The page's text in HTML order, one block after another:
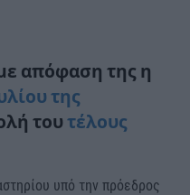
απόφαση της η
της
τουτέλους
υπό την πρόεδρος